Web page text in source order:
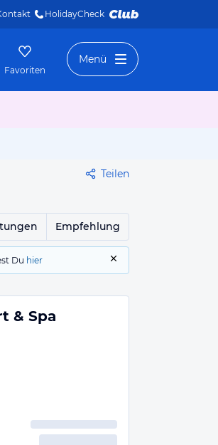
HolidayCheck
Favoriten
Menü
Teilen
Empfehlung
Du hier
& Spa